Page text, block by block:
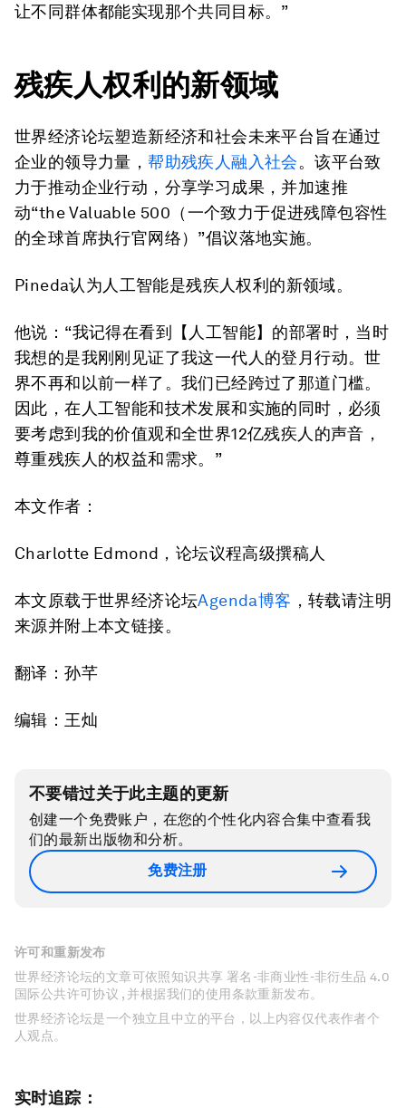
让不同群体都能实现那个共同目标。”
残疾人权利的新领域
世界经济论坛塑造新经济和社会未来平台旨在通过
企业的领导力量，帮助残疾人融入社会。该平台致
力于推动企业行动，分享学习成果，并加速推
动“the Valuable 500（一个致力于促进残障包容性
的全球首席执行官网络）”倡议落地实施。
Pineda认为人工智能是残疾人权利的新领域。
他说：“我记得在看到【人工智能】的部署时，当时
我想的是我刚刚见证了我这一代人的登月行动。世
界不再和以前一样了。我们已经跨过了那道门槛。
因此，在人工智能和技术发展和实施的同时，必须
要考虑到我的价值观和全世界12亿残疾人的声音，
尊重残疾人的权益和需求。”
本文作者：
Charlotte Edmond，论坛议程高级撰稿人
本文原载于世界经济论坛Agenda博客 ，转载请注明
来源并附上本文链接。
翻译：孙芊
编辑：王灿
不要错过关于此主题的更新
创建一个免费账户，在您的个性化内容合集中查看我
们的最新出版物和分析。
免费注册
许可和重新发布
世界经济论坛的文章可依照知识共享 署名-非商业性-非衍生品 4.0
国际公共许可协议 , 并根据我们的使用条款重新发布。
世界经济论坛是一个独立且中立的平台，以上内容仅代表作者个
人观点。
实时追踪：